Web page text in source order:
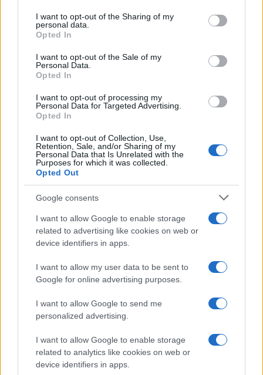
not limited to your visit or usage behaviour. You may click to
grant or deny consent to Google and its third-party tags to
use your data for below specified purposes in below Google
consent section.
I want to opt-out of the Sharing of my
personal data.
Opted In
I want to opt-out of the Sale of my
Personal Data.
Opted In
I want to opt-out of processing my
Personal Data for Targeted Advertising.
Opted In
I want to opt-out of Collection, Use,
Retention, Sale, and/or Sharing of my
Personal Data that Is Unrelated with the
Purposes for which it was collected.
Opted Out
Google consents
I want to allow Google to enable storage
related to advertising like cookies on web or
device identifiers in apps.
I want to allow my user data to be sent to
Google for online advertising purposes.
I want to allow Google to send me
personalized advertising.
I want to allow Google to enable storage
related to analytics like cookies on web or
device identifiers in apps.
Entra nel canale telegram di
Ricevi le nostre ultime news
da
Condividi l'articolo
F
a
ce
b
o
o
k
T
w
it
te
r
Pi
n
te
re
st
W
h
at
s
A
p
p
h
a
re
Prossimo articolo
NOTIZIE RECENTI